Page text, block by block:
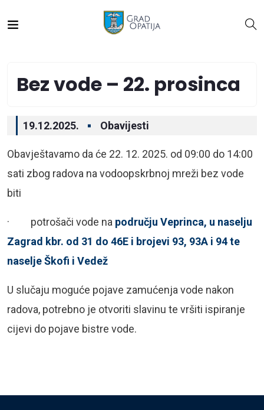
Bez vode – 22. prosinca
19.12.2025. Obavijesti
Obavještavamo da će 22. 12. 2025. od 09:00 do 14:00
sati zbog radova na vodoopskrbnoj mreži bez vode
biti
· potrošači vode na području Veprinca, u naselju
Zagrad kbr. od 31 do 46E i brojevi 93, 93A i 94 te
naselje Škofi i Vedež
U slučaju moguće pojave zamućenja vode nakon
radova, potrebno je otvoriti slavinu te vršiti ispiranje
cijevi do pojave bistre vode.